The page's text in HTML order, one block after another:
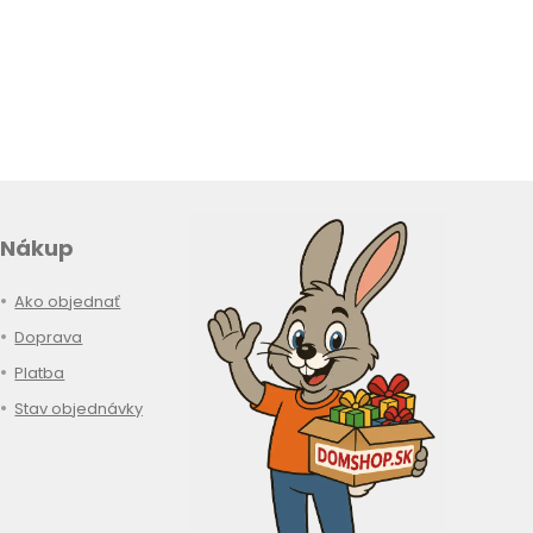
Nákup
Ako objednať
Doprava
Platba
Stav objednávky